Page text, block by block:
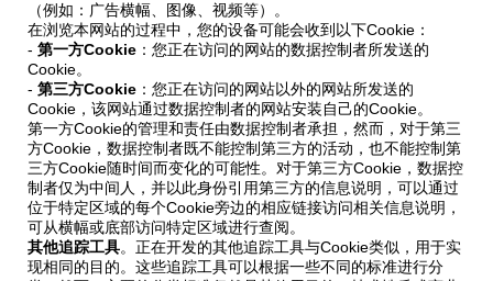
径向活塞电机
专为 Bondioli & Pavesi 制造 的内齿轮油泵和滚切式马达
联轴器系统
控制
液压集成回路
方向控制阀
过滤阀
线性阀
服控制器
（例如：广告横幅、图像、视频等）。
在浏览本网站的过程中，您的设备可能会收到以下Cookie：
- 第一方Cookie ：您正在访问的网站的数据控制者所发送的
Cookie。
- 第三方Cookie ：您正在访问的网站以外的网站所发送的
Cookie，该网站通过数据控制者的网站安装自己的Cookie。
第一方Cookie的管理和责任由数据控制者承担，然而，对于第三
方Cookie，数据控制者既不能控制第三方的活动，也不能控制第
三方Cookie随时间而变化的可能性。对于第三方Cookie，数据控
制者仅为中间人，并以此身份引用第三方的信息说明，可以通过
位于特定区域的每个Cookie旁边的相应链接访问相关信息说明，
可从横幅或底部访问特定区域进行查阅。
其他追踪工具。正在开发的其他追踪工具与Cookie类似，用于实
现相同的目的。这些追踪工具可以根据一些不同的标准进行分